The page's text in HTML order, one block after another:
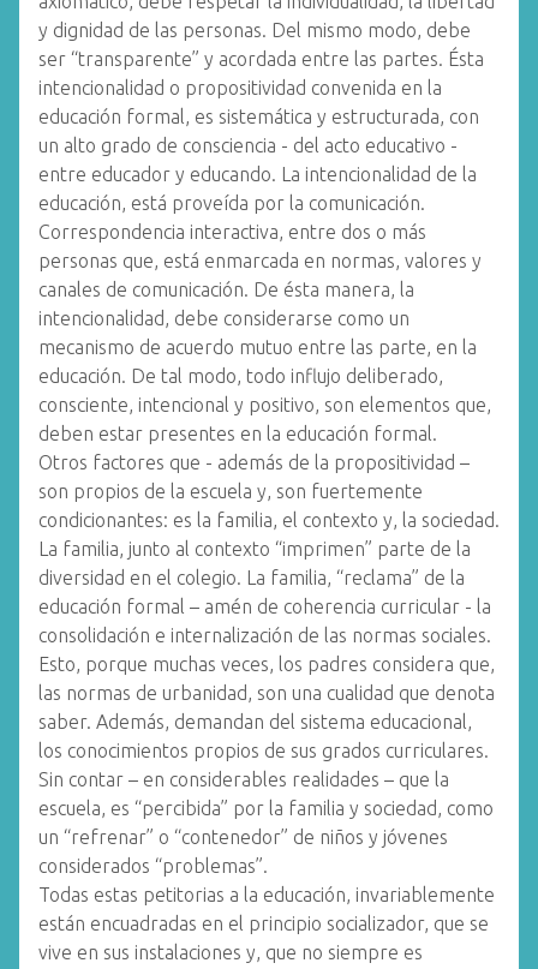
y dignidad de las personas. Del mismo modo, debe
ser “transparente” y acordada entre las partes. Ésta
intencionalidad o propositividad convenida en la
educación formal, es sistemática y estructurada, con
un alto grado de consciencia - del acto educativo -
entre educador y educando. La intencionalidad de la
educación, está proveída por la comunicación.
Correspondencia interactiva, entre dos o más
personas que, está enmarcada en normas, valores y
canales de comunicación. De ésta manera, la
intencionalidad, debe considerarse como un
mecanismo de acuerdo mutuo entre las parte, en la
educación. De tal modo, todo influjo deliberado,
consciente, intencional y positivo, son elementos que,
deben estar presentes en la educación formal.
Otros factores que - además de la propositividad –
son propios de la escuela y, son fuertemente
condicionantes: es la familia, el contexto y, la sociedad.
La familia, junto al contexto “imprimen” parte de la
diversidad en el colegio. La familia, “reclama” de la
educación formal – amén de coherencia curricular - la
consolidación e internalización de las normas sociales.
Esto, porque muchas veces, los padres considera que,
las normas de urbanidad, son una cualidad que denota
saber. Además, demandan del sistema educacional,
los conocimientos propios de sus grados curriculares.
Sin contar – en considerables realidades – que la
escuela, es “percibida” por la familia y sociedad, como
un “refrenar” o “contenedor” de niños y jóvenes
considerados “problemas”.
Todas estas petitorias a la educación, invariablemente
están encuadradas en el principio socializador, que se
vive en sus instalaciones y, que no siempre es